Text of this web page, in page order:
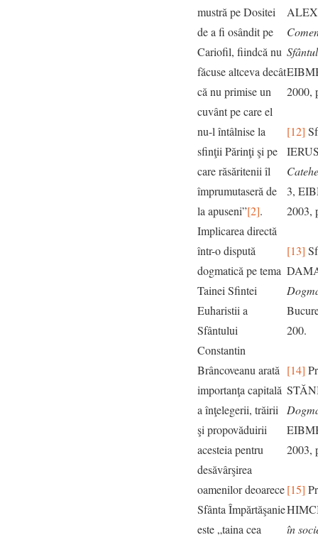
mustră pe Dositei
de a fi osândit pe
Cariofil, fiindcă nu
făcuse altceva decât
că nu primise un
cuvânt pe care el
nu-l întâlnise la
sfinţii Părinţi şi pe
care răsăritenii îl
împrumutaseră de
la apuseni”[2].
Implicarea directă
într-o dispută
dogmatică pe tema
Tainei Sfintei
Euharistii a
Sfântului
Constantin
Brâncoveanu arată
importanţa capitală
a înţelegerii, trăirii
şi propovăduirii
acesteia pentru
desăvârşirea
oamenilor deoarece
Sfânta Împărtăşanie
este „taina cea
2000,
[12]
3,
2003,
[13]
200.
[14]
2003,
[15]
în